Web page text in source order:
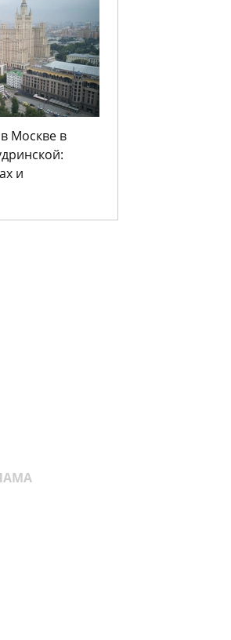
Москве в
и